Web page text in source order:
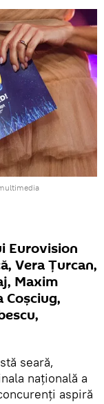
Eurovision
Vera Ţurcan,
Maxim
Coşciug,
seară,
naţională a
aspiră